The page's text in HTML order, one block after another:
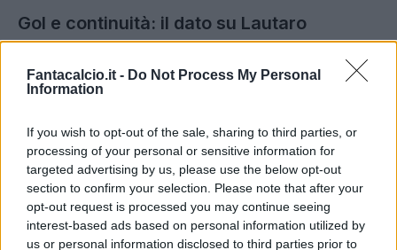
Fantacalcio.it - Do Not Process My Personal
Information
If you wish to opt-out of the sale, sharing to third parties, or
processing of your personal or sensitive information for
targeted advertising by us, please use the below opt-out
section to confirm your selection. Please note that after your
opt-out request is processed you may continue seeing
interest-based ads based on personal information utilized by
us or personal information disclosed to third parties prior to
Gol e continuità: il dato su Lautaro
Lautaro Martínez
(10 gol nel 2025) è il quarto giocatore nella
reti in sette diversi anni solari in Serie A, dopo
Alessandro Altobelli (sette), Benito Lorenzi e
Giuseppe Meazza (otto entrambi). Riuscirà a
battere i suoi illustri predecessori?